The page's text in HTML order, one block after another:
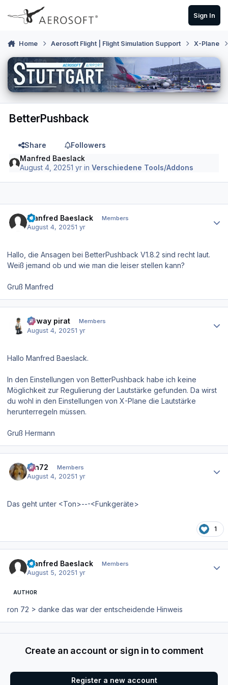
Skip to content
Sign In
Home Aerosoft Flight | Flight Simulation Support X-Plane
BetterPushback
Share
Followers
Manfred Baeslack
August 4, 20251 yr inVerschiedene Tools/Addons
Manfred Baeslack Members
August 4, 20251 yr
Hallo, die Ansagen bei BetterPushback V1.8.2 sind recht laut.
Weiß jemand ob und wie man die leiser stellen kann?
Gruß Manfred
airway pirat Members
August 4, 20251 yr
Hallo Manfred Baeslack.
In den Einstellungen von BetterPushback habe ich keine
Möglichkeit zur Regulierung der Lautstärke gefunden. Da wirst
du wohl in den Einstellungen von X-Plane die Lautstärke
herunterregeln müssen.
Gruß Hermann
ron72 Members
August 4, 20251 yr
Das geht unter <Ton>---<Funkgeräte>
1
Manfred Baeslack Members
August 5, 20251 yr
AUTHOR
ron 72 > danke das war der entscheidende Hinweis
Create an account or sign in to comment
Register a new account